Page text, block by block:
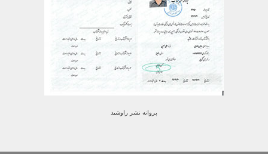
پروانه نشر راوشید